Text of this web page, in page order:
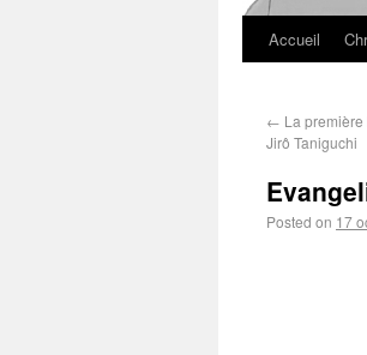
Accueil
← La
Jirô Taniguchi
Posted on 17